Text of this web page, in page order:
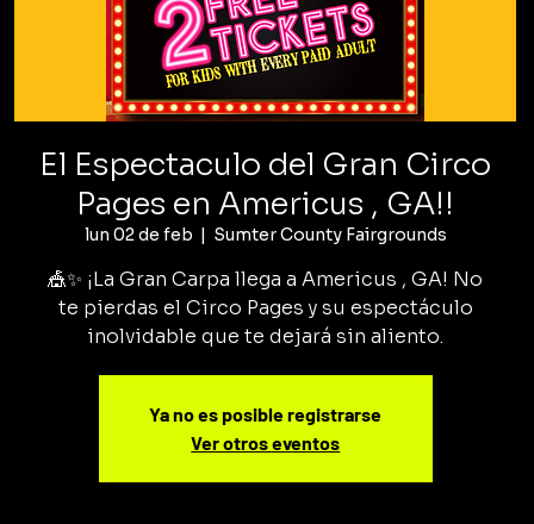
El Espectaculo del Gran Circo
Pages en Americus , GA!!
lun 02 de feb
  |
Sumter County Fairgrounds
🎪✨ ¡La Gran Carpa llega a Americus , GA! No
te pierdas el Circo Pages y su espectáculo
inolvidable que te dejará sin aliento.
Ya no es posible registrarse
Ver otros eventos